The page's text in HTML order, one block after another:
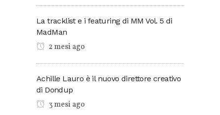
La tracklist e i featuring di MM Vol. 5 di
MadMan
2 mesi ago
Achille Lauro è il nuovo direttore creativo
di Dondup
3 mesi ago